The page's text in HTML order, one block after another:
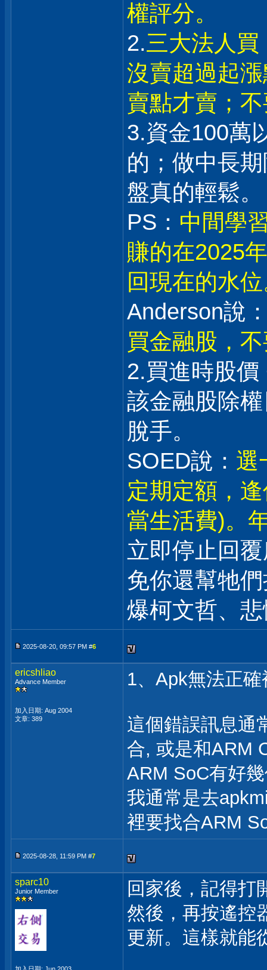
權評分。
2.三大法人
沒賣超過起
賣點才賣；
3.資金100萬
的；做中長
盤真的輕鬆。
PS： 中間學
賺的在2025
回現在的水
Anderson說
買金融股，
2.買進時股
該金融股除
脫手。
SOED說： 選
定期定額，
當生活費)。
立即停止回
免你還幫牠
爆柯文哲、
2025-08-20, 09:57 PM #6
ericshliao
Advance Member
加入日期: Aug 2004
文章: 389
1、Apk無法正確
這個錯誤訊息通
合, 或是和ARM
ARM SoC有好
我通常是去
裡要找合ARM
2025-08-28, 11:59 PM #7
sparc10
Junior Member
回家後，記得打
然後，再按遙控
更新。這樣就能